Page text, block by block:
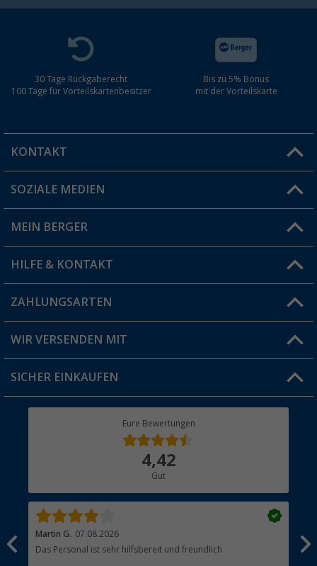
30 Tage Rückgaberecht
100 Tage für Vorteilskartenbesitzer
Bis zu 5% Bonus
mit der Vorteilskarte
KONTAKT
Du hast eine Frage?
Filiale finden
SOZIALE MEDIEN
MEIN BERGER
Vorteilskarte
Blog
Jobs & Karriere
HILFE & KONTAKT
FAQ & Kontakt
Versandinformationen
Rücksendung
ZAHLUNGSARTEN
WIR VERSENDEN MIT
SICHER EINKAUFEN
Eure Bewertungen
4,42
Gut
Martin G. 07.08.2026
Das Personal ist sehr hilfsbereit und freundlich